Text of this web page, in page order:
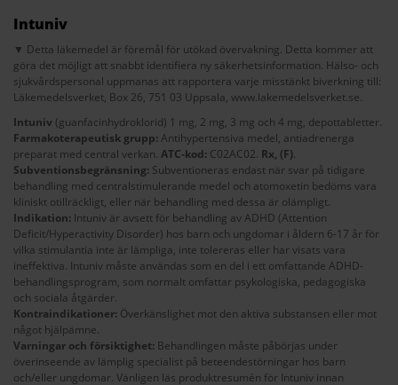
Intuniv
▼ Detta läkemedel är föremål för utökad övervakning. Detta kommer att
göra det möjligt att snabbt identifiera ny säkerhetsinformation. Hälso- och
sjukvårdspersonal uppmanas att rapportera varje misstänkt biverkning till:
Läkemedelsverket, Box 26, 751 03 Uppsala, www.lakemedelsverket.se.
Intuniv (guanfacinhydroklorid) 1 mg, 2 mg, 3 mg och 4 mg, depottabletter.
Farmakoterapeutisk grupp: Antihypertensiva medel, antiadrenerga
preparat med central verkan. ATC-kod: C02AC02. Rx, (F).
Subventionsbegränsning: Subventioneras endast när svar på tidigare
behandling med centralstimulerande medel och atomoxetin bedöms vara
kliniskt otillräckligt, eller när behandling med dessa är olämpligt.
Indikation: Intuniv är avsett för behandling av ADHD (Attention
Deficit/Hyperactivity Disorder) hos barn och ungdomar i åldern 6-17 år för
vilka stimulantia inte är lämpliga, inte tolereras eller har visats vara
ineffektiva. Intuniv måste användas som en del i ett omfattande ADHD-
behandlingsprogram, som normalt omfattar psykologiska, pedagogiska
och sociala åtgärder.
Kontraindikationer: Överkänslighet mot den aktiva substansen eller mot
något hjälpämne.
Varningar och försiktighet: Behandlingen måste påbörjas under
överinseende av lämplig specialist på beteendestörningar hos barn
och/eller ungdomar. Vänligen läs produktresumén för Intuniv innan